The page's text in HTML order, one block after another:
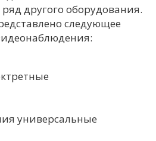
другого оборудования.
следующее
универсальные